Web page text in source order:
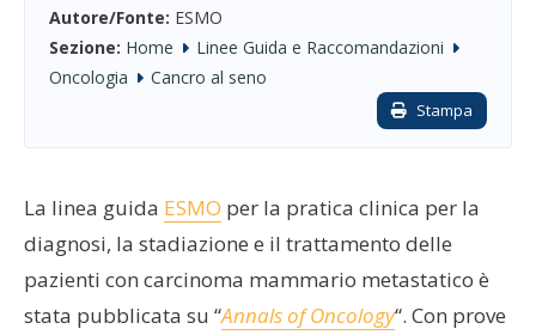
Autore/Fonte: ESMO
Sezione: Home
Linee Guida e Raccomandazioni
Oncologia
Cancro al seno
Stampa
La linea guida ESMO per la pratica clinica per la
diagnosi, la stadiazione e il trattamento delle
pazienti con carcinoma mammario metastatico è
stata pubblicata su “Annals of Oncology“. Con prove